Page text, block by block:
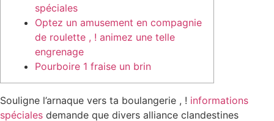
spéciales
Optez un amusement en compagnie
de roulette , ! animez une telle
engrenage
Pourboire 1 fraise un brin
Souligne l’arnaque vers ta boulangerie , ! informations
spéciales demande que divers alliance clandestines